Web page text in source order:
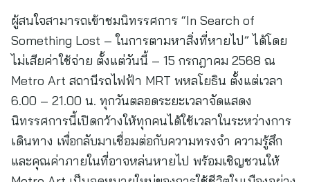
ผู้สนใจสามารถเข้าชมนิทรรศการ “In Search of
Something Lost – ในการตามหาสิ่งที่หายไป” ได้โดย
ไม่เสียค่าใช้จ่าย ตั้งแต่วันนี้ – 15 กรกฎาคม 2568 ณ
Metro Art สถานีรถไฟฟ้า MRT พหลโยธิน ตั้งแต่เวลา
6.00 – 21.00 น. ทุกวันตลอดระยะเวลาจัดแสดง
นิทรรศการนี้เปิดกว้างให้ทุกคนได้ใช้เวลาในระหว่างการ
เดินทาง เพื่อกลับมาเชื่อมต่อกับความทรงจำ ความรู้สึก
และคุณค่าภายในที่อาจหล่นหายไป พร้อมเชิญชวนให้